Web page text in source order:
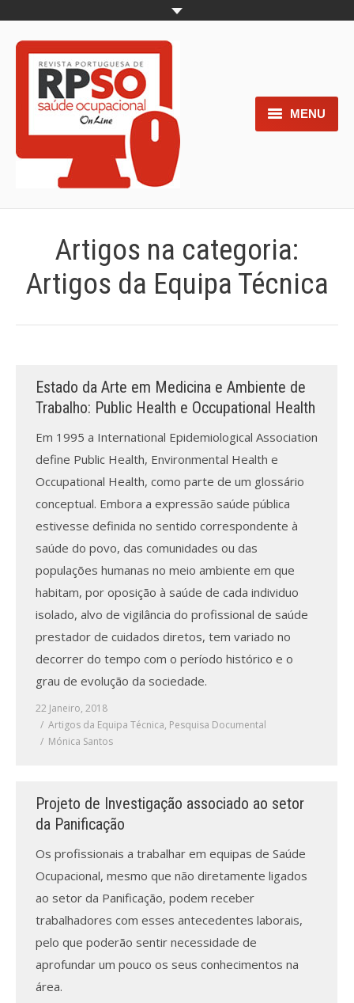
MENU
Home
Trabalhos aceites para submissão
Normas para os autores
Processo de submissão
Formação Profissional
Bolsa de emprego (oferta/
procura)
Sugestões para os Leitores
Investigarem
Congressos
Candidatura a revisor
Artigos recentes
Estatísticas da Revista
Ficha técnica
Artigos na categoria:
Artigos da Equipa Técnica
Estado da Arte em Medicina e Ambiente de
Trabalho: Public Health e Occupational Health
Em 1995 a International Epidemiological Association
define Public Health, Environmental Health e
Occupational Health, como parte de um glossário
conceptual. Embora a expressão saúde pública
estivesse definida no sentido correspondente à
saúde do povo, das comunidades ou das
populações humanas no meio ambiente em que
habitam, por oposição à saúde de cada individuo
isolado, alvo de vigilância do profissional de saúde
prestador de cuidados diretos, tem variado no
decorrer do tempo com o período histórico e o
grau de evolução da sociedade.
22 Janeiro, 2018
Artigos da Equipa Técnica, Pesquisa Documental
Mónica Santos
Projeto de Investigação associado ao setor
da Panificação
Os profissionais a trabalhar em equipas de Saúde
Ocupacional, mesmo que não diretamente ligados
ao setor da Panificação, podem receber
trabalhadores com esses antecedentes laborais,
pelo que poderão sentir necessidade de
aprofundar um pouco os seus conhecimentos na
área.